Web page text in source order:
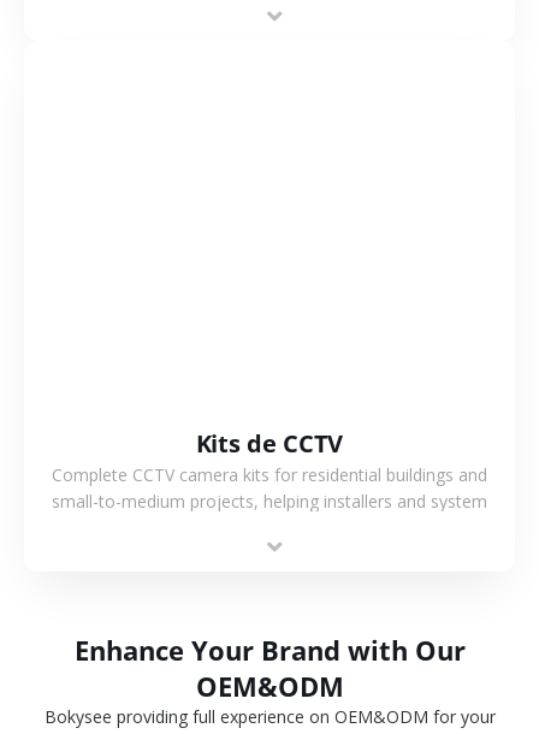
Kits de CCTV
Complete CCTV camera kits for residential buildings and
small-to-medium projects, helping installers and system
Enhance Your Brand with Our
OEM&ODM
Bokysee providing full experience on OEM&ODM for your